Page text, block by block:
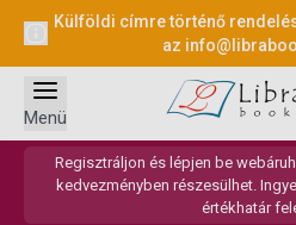
Külföldi címre történő
az
Regisztráljon és lépjen be
kedvezményben részesülhet.
értékhatár
Menü